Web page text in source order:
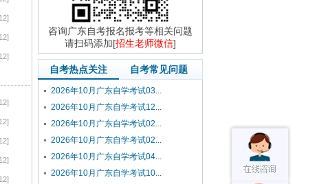
咨询广东自考报名报考等相关问题
请扫码添加[招生老师微信]
自考热点关注 自考常见问题
2026年10月广东自学考试03...
2026年10月广东自学考试12...
2026年10月广东自学考试02...
2026年10月广东自学考试02...
2026年10月广东自学考试04...
2026年10月广东自学考试10...